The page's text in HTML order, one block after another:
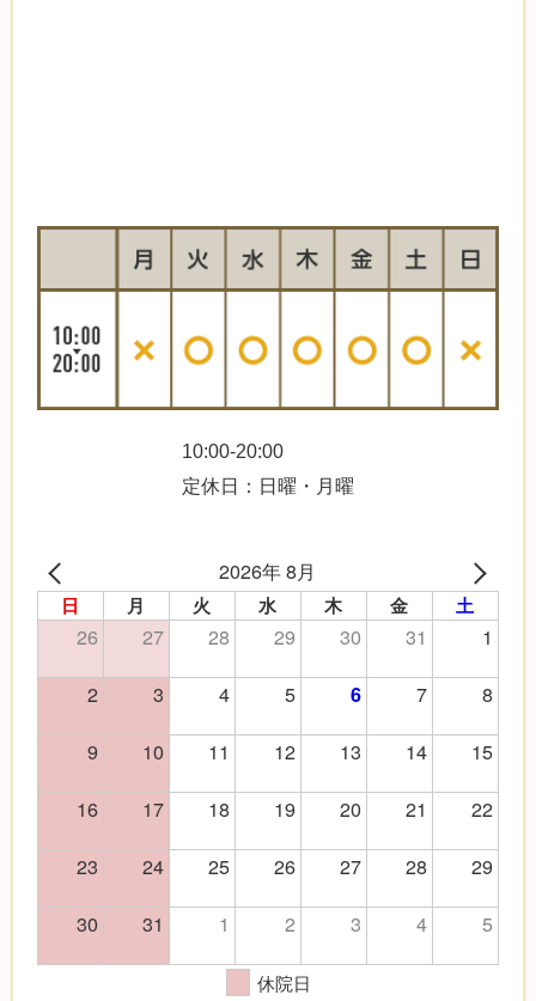
10:00-20:00
定休日：日曜・月曜
2026年 8月
日 月 火 水 木 金 土
26 27 28 29 30 31
1
2
3 4 5 6 7
8
9
10 11 12 13 14
15
16
17 18 19 20 21
22
23
24 25 26 27 28
29
30
31 1 2 3 4 5
休院日